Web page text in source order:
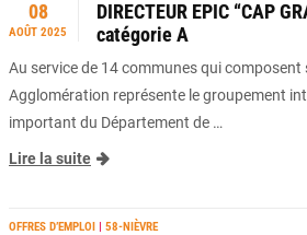
08
AOÛT 2025
DIRECTEUR EPIC “CAP
catégorie A
Au service de 14 communes qui
Agglomération représente le groupement
important du Département de …
Lire la suite
OFFRES D’EMPLOI | 58-NIÈVRE